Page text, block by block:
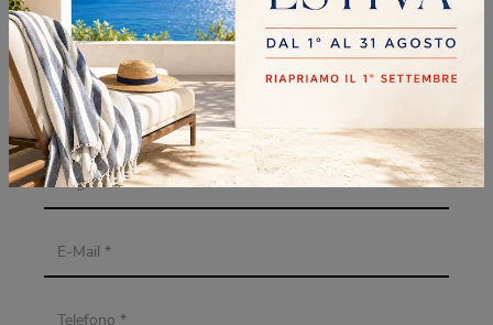
RICHIEDI MAGGIORI
INFORMAZIONI